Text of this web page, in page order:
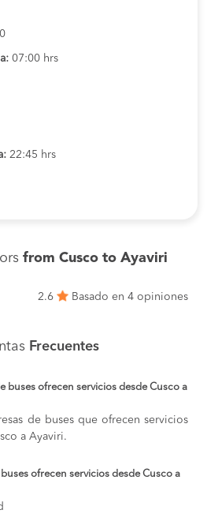
07:00 hrs
22:45 hrs
from Cusco to Ayaviri
2.6 Basado en 4 opiniones
Frecuentes
buses ofrecen servicios desde Cusco a
de buses que ofrecen servicios
a Ayaviri.
ofrecen servicios desde Cusco a